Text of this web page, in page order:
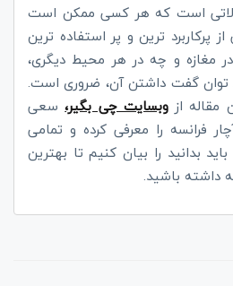
است که هر کسی ممکن است
پرکاربرد ترین و پر استفاده ترین
در مغازه و چه در هر محیط دیگری،
توان گفت داشتن آن، ضروری است.
مقاله ازوبسایت چی بگیر،سعی
فرانسه را معرفی کرده و تمامی
بدانید را بیان کنیم تا بهترین
داشته باشید.